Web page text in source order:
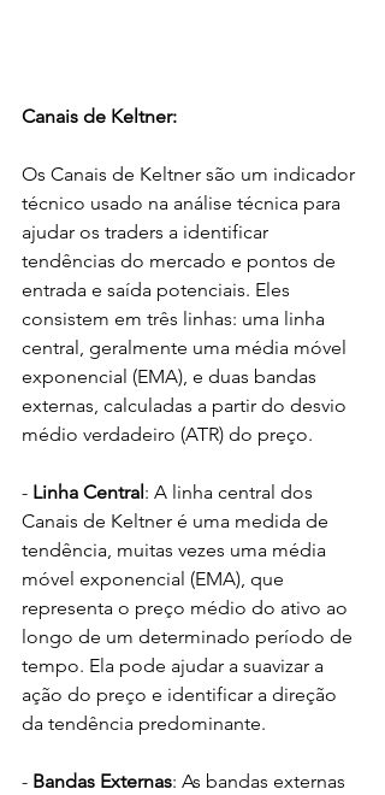
Canais de Keltner:
Os Canais de Keltner são um indicador
técnico usado na análise técnica para
ajudar os traders a identificar
tendências do mercado e pontos de
entrada e saída potenciais. Eles
consistem em três linhas: uma linha
central, geralmente uma média móvel
exponencial (EMA), e duas bandas
externas, calculadas a partir do desvio
médio verdadeiro (ATR) do preço.
- Linha Central : A linha central dos
Canais de Keltner é uma medida de
tendência, muitas vezes uma média
móvel exponencial (EMA), que
representa o preço médio do ativo ao
longo de um determinado período de
tempo. Ela pode ajudar a suavizar a
ação do preço e identificar a direção
da tendência predominante.
- Bandas Externas: As bandas externas